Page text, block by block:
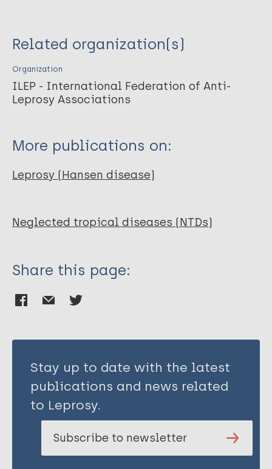
Related organization(s)
Organization
ILEP - International Federation of Anti-
Leprosy Associations
More publications on:
Leprosy (Hansen disease)
Neglected tropical diseases (NTDs)
Share this page:
Stay up to date with the latest
publications and news related
to Leprosy.
Subscribe to newsletter